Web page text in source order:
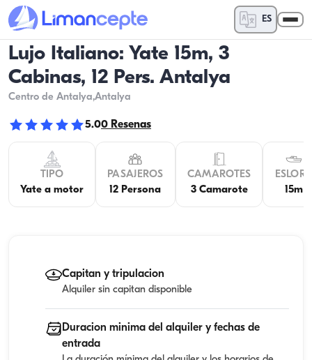
ES
Lujo Italiano: Yate 15m, 3
Cabinas, 12 Pers. Antalya
Centro de Antalya,Antalya
5.00 Resenas
TIPO
Yate a motor
PASAJEROS
12 Persona
CAMAROTES
3 Camarote
15m
Capitan y tripulacion
Alquiler sin capitan disponible
Duracion minima del alquiler y fechas de
entrada